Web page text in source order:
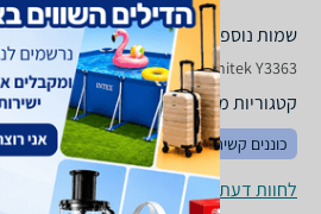
שמות נוספים לדגם
Y 3363 Unitek, Y3363 Unitek , Unitek Y3363
קטגוריות משלימות
כוננים קשיחים
לחוות דעת ופרטי החנויות